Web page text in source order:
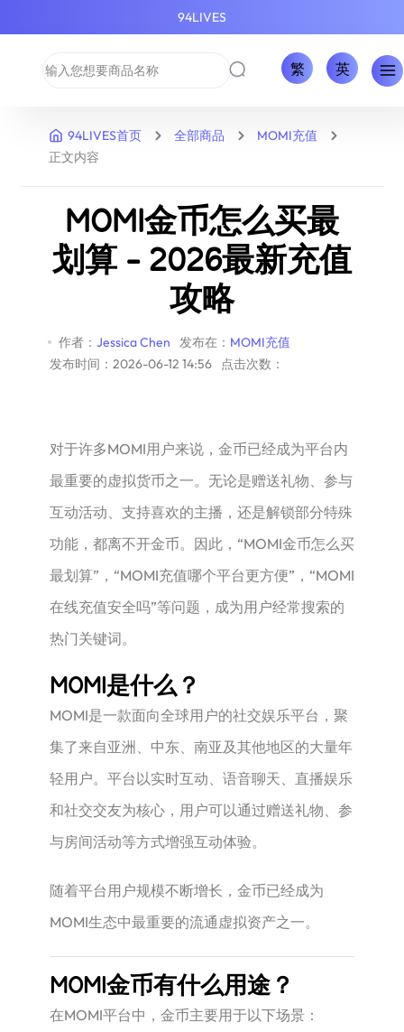
94LIVES
繁 英
94LIVES首页 全部商品
MOMI充值
正文内容
MOMI金币怎么买最
划算 - 2026最新充值
攻略
作者： Jessica Chen 发布在： MOMI充值
发布时间：2026-06-12 14:56
点击次数：
对于许多MOMI用户来说，金币已经成为平台内
最重要的虚拟货币之一。无论是赠送礼物、参与
互动活动、支持喜欢的主播，还是解锁部分特殊
功能，都离不开金币。因此，“MOMI金币怎么买
最划算”，“MOMI充值哪个平台更方便”，“MOMI
在线充值安全吗”等问题，成为用户经常搜索的
热门关键词。
MOMI是什么？
MOMI是一款面向全球用户的社交娱乐平台，聚
集了来自亚洲、中东、南亚及其他地区的大量年
轻用户。平台以实时互动、语音聊天、直播娱乐
和社交交友为核心，用户可以通过赠送礼物、参
与房间活动等方式增强互动体验。
随着平台用户规模不断增长，金币已经成为
MOMI生态中最重要的流通虚拟资产之一。
MOMI金币有什么用途？
在MOMI平台中，金币主要用于以下场景：